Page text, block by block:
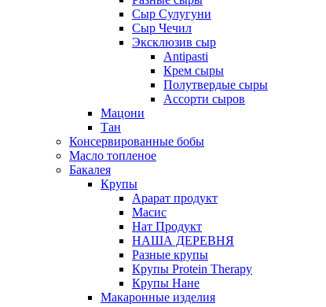
Сыр Сулугуни
Сыр Чечил
Эксклюзив сыр
Antipasti
Крем сыры
Полутвердые сыры
Ассорти сыров
Мацони
Тан
Консервированные бобы
Масло топленое
Бакалея
Крупы
Арарат продукт
Масис
Нат Продукт
НАША ДЕРЕВНЯ
Разные крупы
Крупы Protein Therapy
Крупы Нане
Макаронные изделия